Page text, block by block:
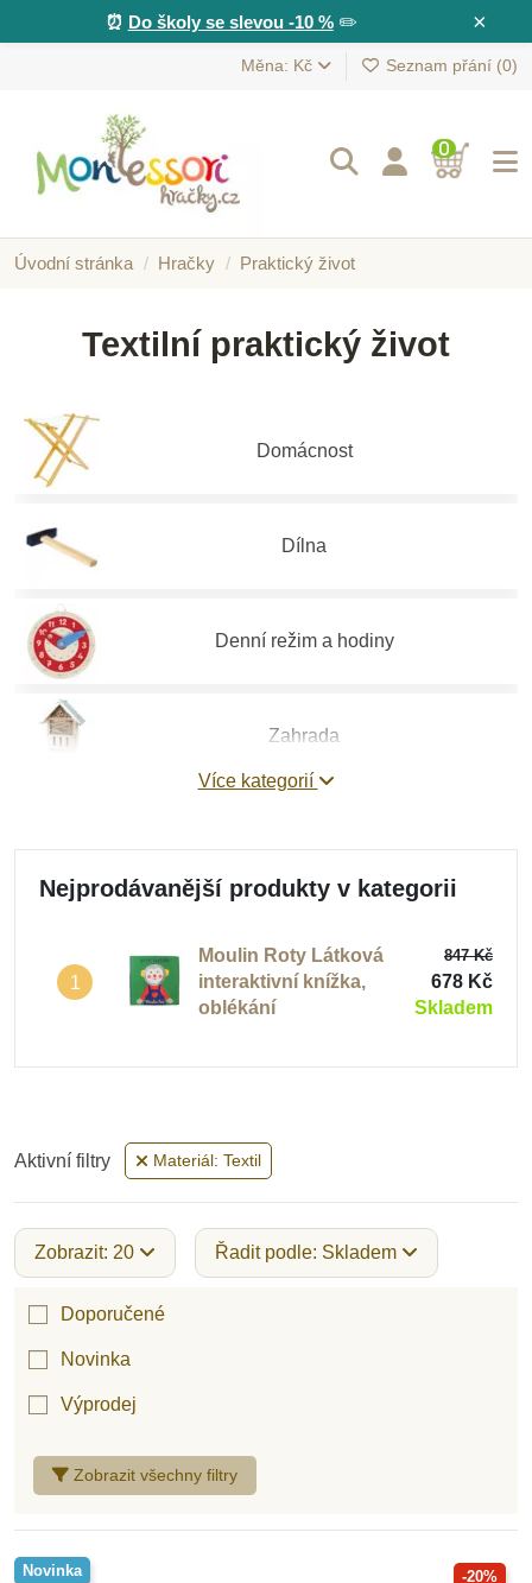
×
⏰ Do školy se slevou -10 %✏️
Měna: Kč Seznam přání (0)
0
Úvodní stránka Hračky Praktický život
Textilní praktický život
Domácnost
Dílna
Denní režim a hodiny
Zahrada
Pomůcky pro děti do mateřských škol
Více kategorií
Nejprodávanější produkty v kategorii
1
Moulin Roty Látková
interaktivní knížka,
oblékání
847 Kč
678 Kč
Skladem
Aktivní filtry Materiál: Textil
Zobrazit: 20 Řadit podle: Skladem
Zobrazit všechny filtry
Doporučené
Novinka
Výprodej
Novinka -20%